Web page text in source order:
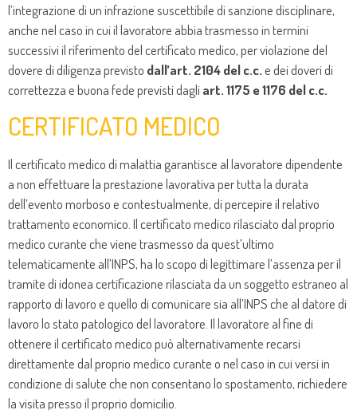
l’integrazione di un infrazione suscettibile di sanzione disciplinare,
anche nel caso in cui il lavoratore abbia trasmesso in termini
successivi il riferimento del certificato medico, per violazione del
dovere di diligenza previsto dall’art. 2104 del c.c.e dei doveri di
correttezza e buona fede previsti dagliart. 1175 e 1176 del c.c.
CERTIFICATO MEDICO
Il certificato medico di malattia garantisce al lavoratore dipendente
a non effettuare la prestazione lavorativa per tutta la durata
dell’evento morboso e contestualmente, di percepire il relativo
trattamento economico. Il certificato medico rilasciato dal proprio
medico curante che viene trasmesso da quest’ultimo
telematicamente all’INPS, ha lo scopo di legittimare l’assenza per il
tramite di idonea certificazione rilasciata da un soggetto estraneo al
rapporto di lavoro e quello di comunicare sia all’INPS che al datore di
lavoro lo stato patologico del lavoratore. Il lavoratore al fine di
ottenere il certificato medico può alternativamente recarsi
direttamente dal proprio medico curante o nel caso in cui versi in
condizione di salute che non consentano lo spostamento, richiedere
la visita presso il proprio domicilio.